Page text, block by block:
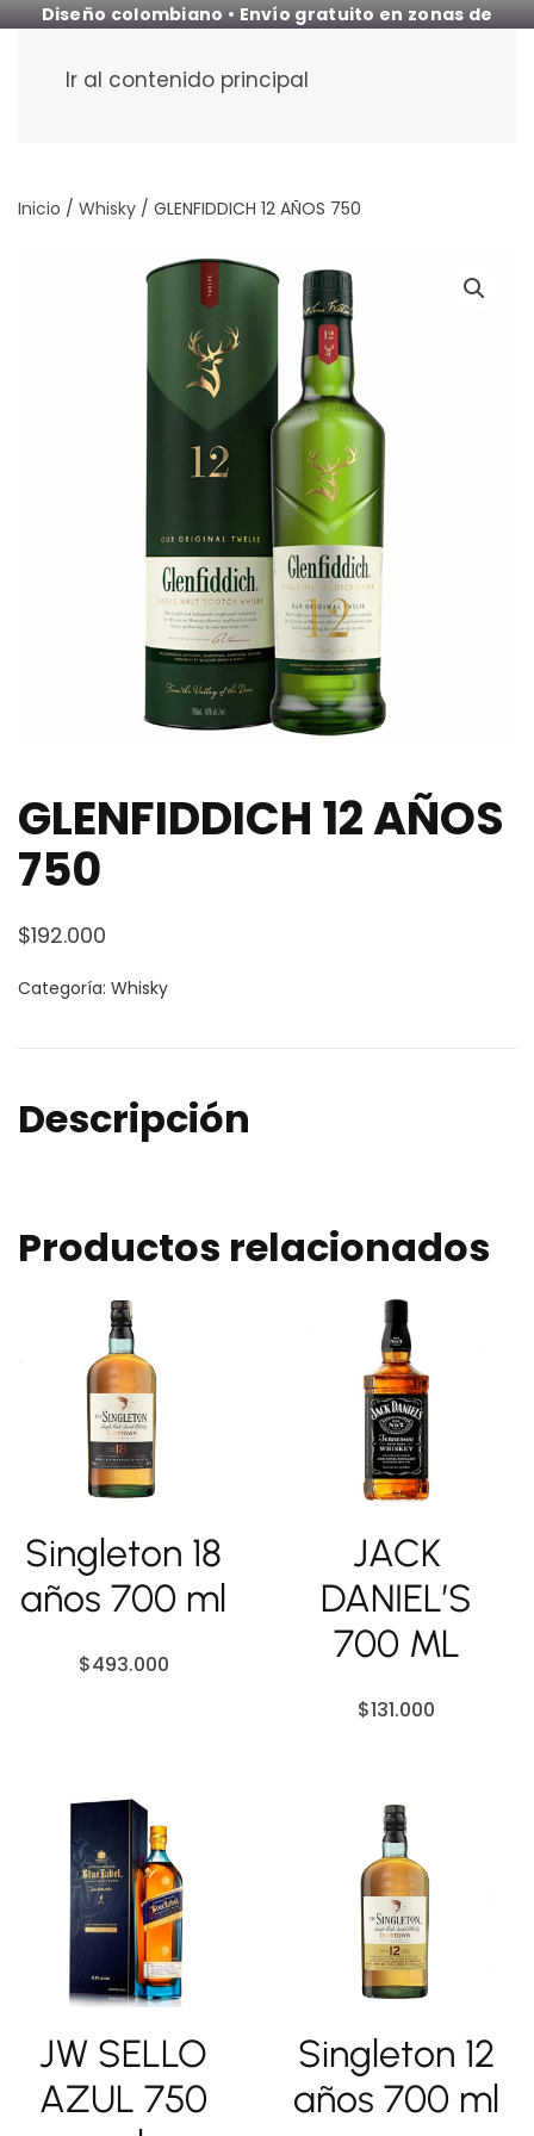
Diseño colombiano • Envío gratuito en zonas de
Ir al contenido principal
Inicio / Whisky / GLENFIDDICH 12 AÑOS 750
GLENFIDDICH 12 AÑOS
750
$192.000
Categoría: Whisky
Descripción
Productos relacionados
Singleton 18
años 700 ml
$493.000
JACK
DANIEL’S
700 ML
$131.000
JW SELLO
AZUL 750
Singleton 12
años 700 ml